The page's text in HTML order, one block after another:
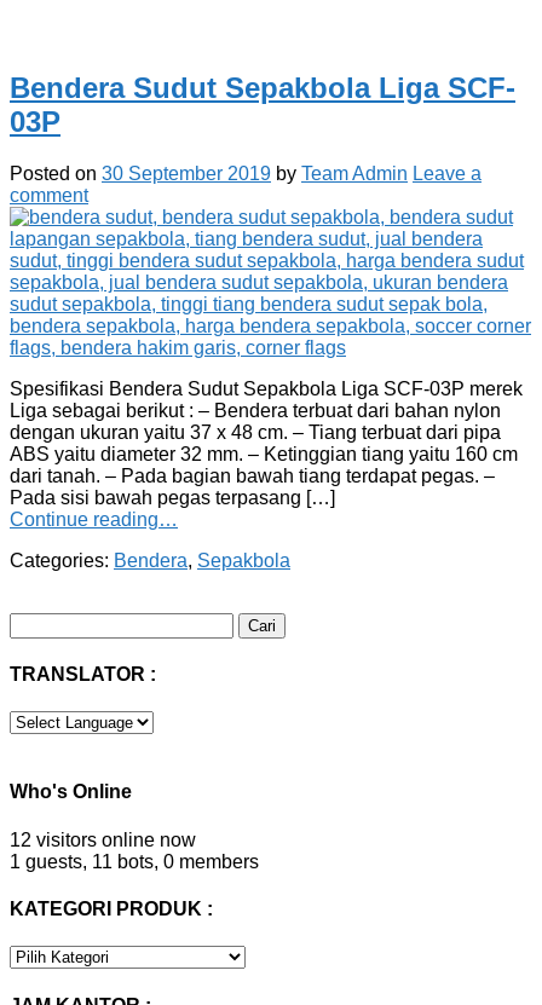
Bendera Sudut Sepakbola Liga SCF-
03P
Posted on 30 September 2019 by Team Admin Leave a
comment
Spesifikasi Bendera Sudut Sepakbola Liga SCF-03P merek
Liga sebagai berikut : – Bendera terbuat dari bahan nylon
dengan ukuran yaitu 37 x 48 cm. – Tiang terbuat dari pipa
ABS yaitu diameter 32 mm. – Ketinggian tiang yaitu 160 cm
dari tanah. – Pada bagian bawah tiang terdapat pegas. –
Pada sisi bawah pegas terpasang […]
Continue reading…
Categories: Bendera, Sepakbola
untuk:
TRANSLATOR :
Who's Online
12 visitors online now
1 guests, 11 bots, 0 members
KATEGORI PRODUK :
KATEGORI